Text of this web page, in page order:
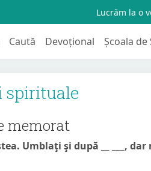
Lucrăm la o
Caută Devoțional Școala de
spirituale
memorat
Umblaţi şi după __ ___, dar